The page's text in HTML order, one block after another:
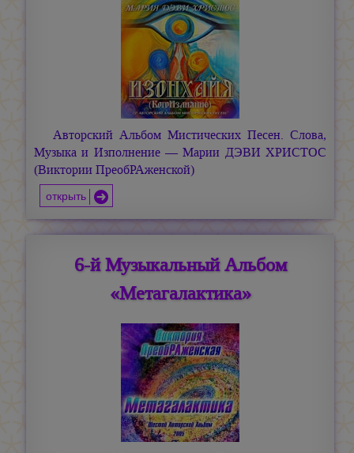
Авторский Альбом Мистических Песен. Слова,
Музыка и Изполнение —Марии ДЭВИ ХРИСТОС
(Виктории ПреобРАженской)
открыть
6-й Музыкальный Альбом
«Метагалактика»